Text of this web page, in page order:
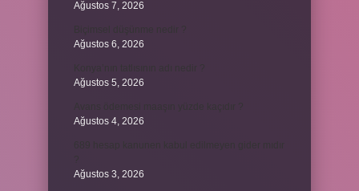
Ağustos 7, 2026
Ağustos 6, 2026
Ağustos 5, 2026
Ağustos 4, 2026
Ağustos 3, 2026